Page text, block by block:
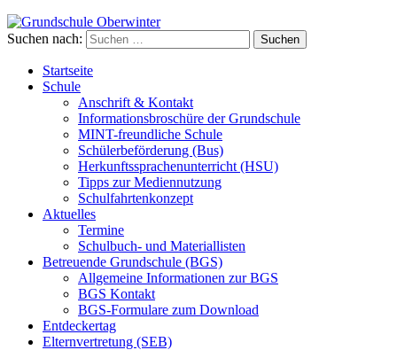
Grundschule Oberwinter
Suchen nach:
Startseite
Schule
Anschrift & Kontakt
Informationsbroschüre der Grundschule
MINT-freundliche Schule
Schülerbeförderung (Bus)
Herkunftssprachenunterricht (HSU)
Tipps zur Mediennutzung
Schulfahrtenkonzept
Aktuelles
Termine
Schulbuch- und Materiallisten
Betreuende Grundschule (BGS)
Allgemeine Informationen zur BGS
BGS Kontakt
BGS-Formulare zum Download
Entdeckertag
Elternvertretung (SEB)